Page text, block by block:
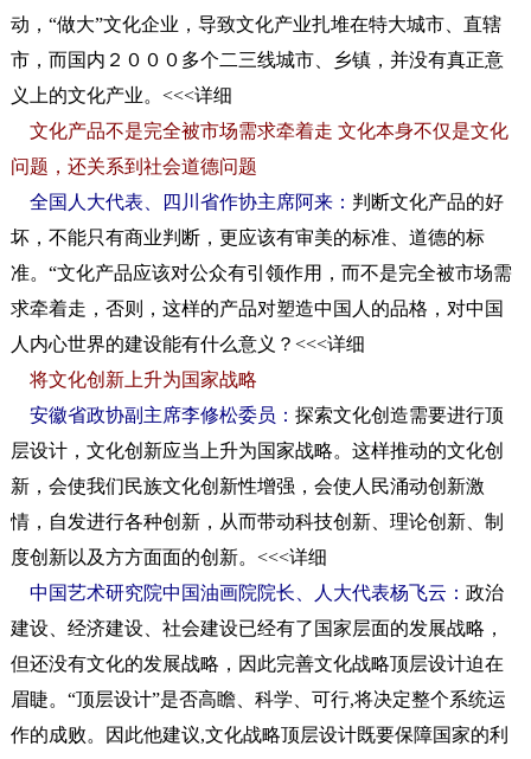
动，“做大”文化企业，导致文化产业扎堆在特大城市、直辖
市，而国内２０００多个二三线城市、乡镇，并没有真正意
义上的文化产业。<<<详细
文化产品不是完全被市场需求牵着走 文化本身不仅是文化
问题，还关系到社会道德问题
全国人大代表、四川省作协主席阿来： 判断文化产品的好
坏，不能只有商业判断，更应该有审美的标准、道德的标
准。“文化产品应该对公众有引领作用，而不是完全被市场需
求牵着走，否则，这样的产品对塑造中国人的品格，对中国
人内心世界的建设能有什么意义？<<<详细
将文化创新上升为国家战略
安徽省政协副主席李修松委员： 探索文化创造需要进行顶
层设计，文化创新应当上升为国家战略。这样推动的文化创
新，会使我们民族文化创新性增强，会使人民涌动创新激
情，自发进行各种创新，从而带动科技创新、理论创新、制
度创新以及方方面面的创新。<<<详细
中国艺术研究院中国油画院院长、人大代表杨飞云： 政治
建设、经济建设、社会建设已经有了国家层面的发展战略，
但还没有文化的发展战略，因此完善文化战略顶层设计迫在
眉睫。“顶层设计”是否高瞻、科学、可行,将决定整个系统运
作的成败。因此他建议,文化战略顶层设计既要保障国家的利